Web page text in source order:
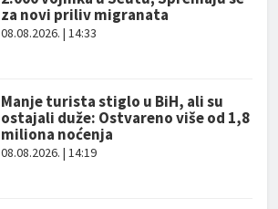
za novi priliv migranata
08.08.2026. | 14:33
Manje turista stiglo u BiH, ali su
ostajali duže: Ostvareno više od 1,8
miliona noćenja
08.08.2026. | 14:19